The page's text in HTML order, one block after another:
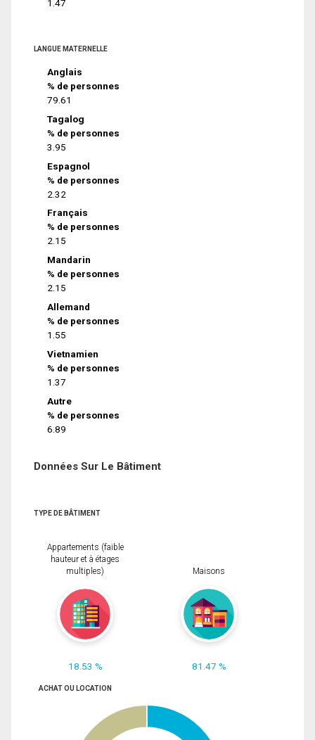
1.47
LANGUE MATERNELLE
Anglais
% de personnes
79.61
Tagalog
% de personnes
3.95
Espagnol
% de personnes
2.32
Français
% de personnes
2.15
Mandarin
% de personnes
2.15
Allemand
% de personnes
1.55
Vietnamien
% de personnes
1.37
Autre
% de personnes
6.89
Données Sur Le Bâtiment
TYPE DE BÂTIMENT
Appartements (faible
hauteur et à étages
multiples)
18.53 %
Maisons
81.47 %
ACHAT OU LOCATION